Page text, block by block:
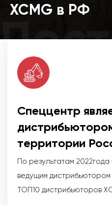
XCMG в РФ
Спеццентр
территории
По результатам
ведущим
ТОП10 дистрибьюторов